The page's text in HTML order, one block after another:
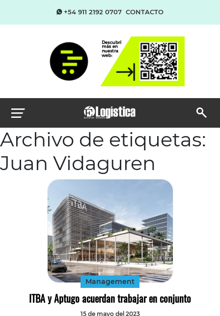
+54 911 2192 0707 CONTACTO
Archivo de etiquetas:
Juan Vidaguren
Management
ITBA y Aptugo acuerdan trabajar en conjunto
15 de mayo del 2023